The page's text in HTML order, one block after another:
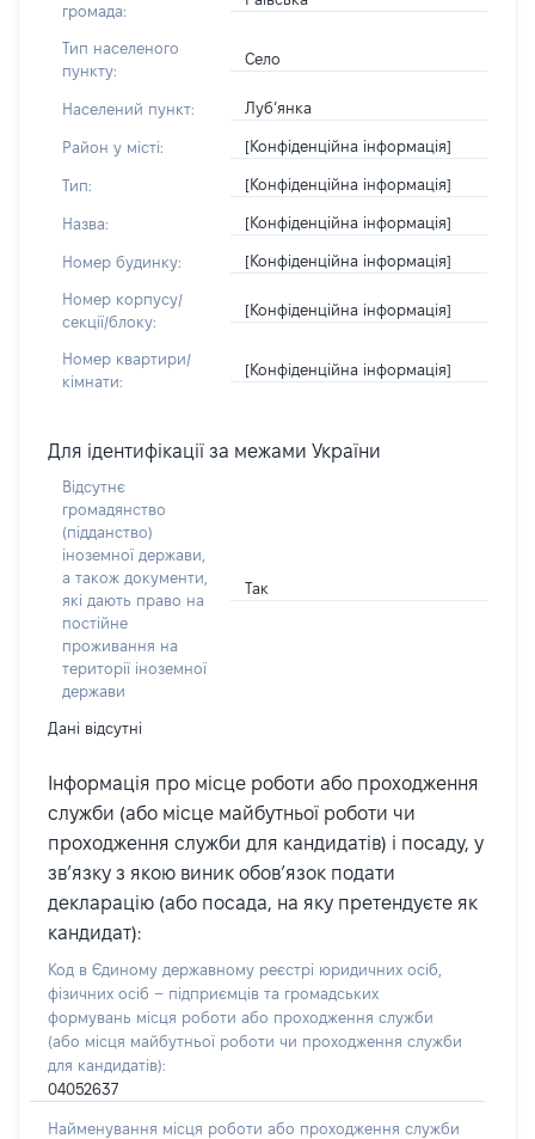
громада:
Тип населеного
пункту:
Село
Населений пункт: Луб’янка
Район у місті: [Конфіденційна інформація]
Тип: [Конфіденційна інформація]
Назва: [Конфіденційна інформація]
Номер будинку: [Конфіденційна інформація]
Номер корпусу/
секції/блоку:
[Конфіденційна інформація]
Номер квартири/
кімнати:
[Конфіденційна інформація]
Для ідентифікації за межами України
Відсутнє
громадянство
(підданство)
іноземної держави,
а також документи,
які дають право на
постійне
проживання на
території іноземної
держави
Так
Дані відсутні
Інформація про місце роботи або проходження
служби (або місце майбутньої роботи чи
проходження служби для кандидатів) і посаду, у
зв’язку з якою виник обов’язок подати
декларацію (або посада, на яку претендуєте як
кандидат):
Код в Єдиному державному реєстрі юридичних осіб,
фізичних осіб – підприємців та громадських
формувань місця роботи або проходження служби
(або місця майбутньої роботи чи проходження служби
для кандидатів):
04052637
Найменування місця роботи або проходження служби